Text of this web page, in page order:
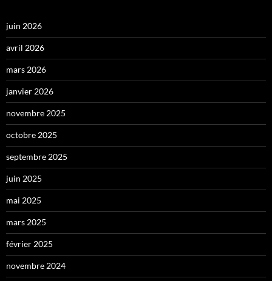
juin 2026
avril 2026
mars 2026
janvier 2026
novembre 2025
octobre 2025
septembre 2025
juin 2025
mai 2025
mars 2025
février 2025
novembre 2024